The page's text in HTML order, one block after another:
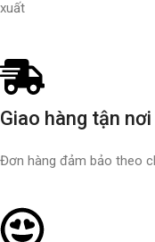
xuất
Giao hàng tận
Đơn hàng đảm bảo theo